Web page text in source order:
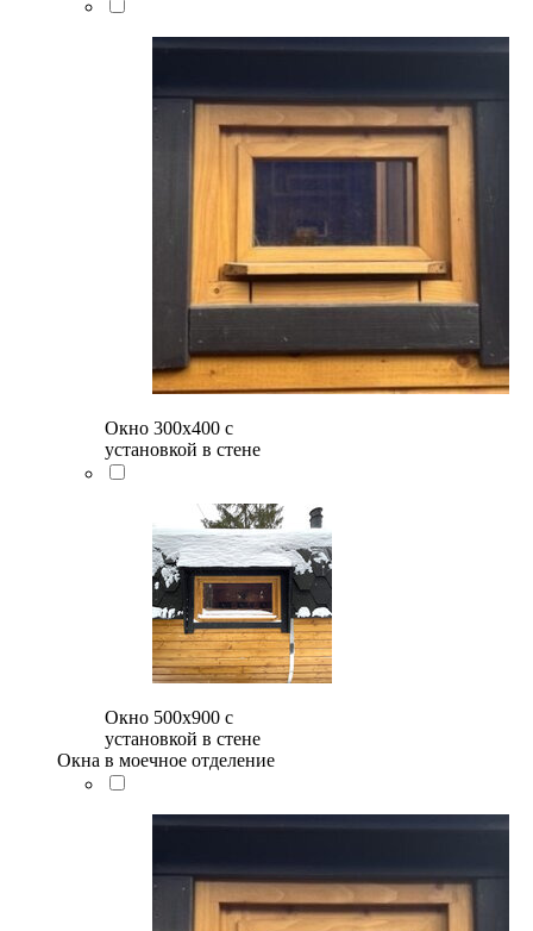
Окно 300х400 с
установкой в стене
Окно 500x900 с
установкой в стене
Окна в моечное отделение